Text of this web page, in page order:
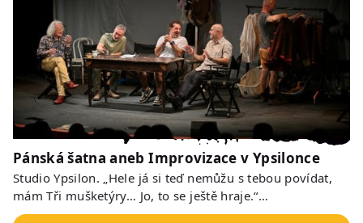
Pánská šatna aneb Improvizace v Ypsilonce
Studio Ypsilon. „Hele já si teď nemůžu s tebou povídat,
mám Tři mušketýry… Jo, to se ještě hraje.“…